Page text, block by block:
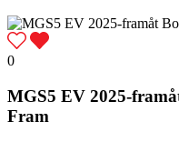
0
MGS5 EV 2025-
Fram